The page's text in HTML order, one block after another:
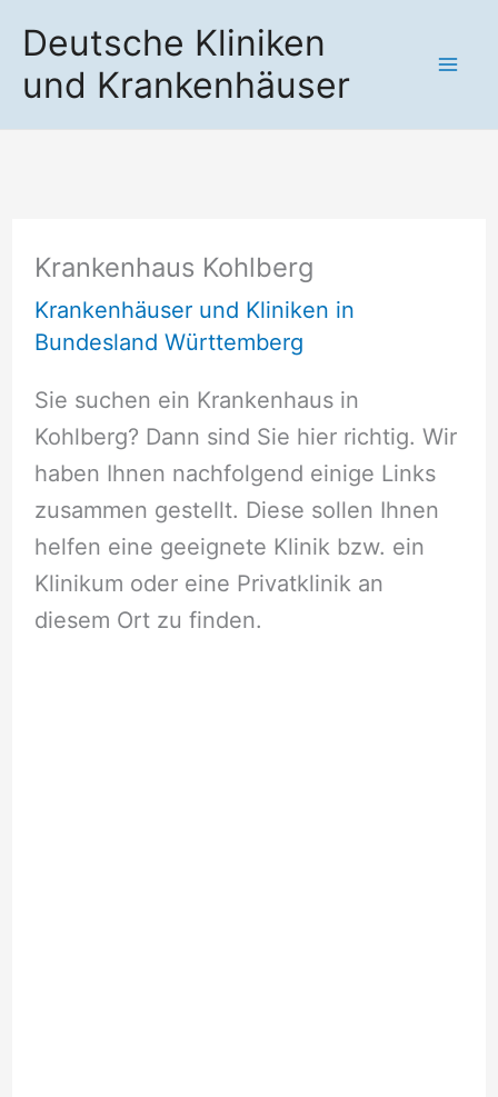
Inhalt
springen
Deutsche Kliniken
und Krankenhäuser
Krankenhaus Kohlberg
Krankenhäuser und Kliniken in
Bundesland Württemberg
Sie suchen ein Krankenhaus in
Kohlberg? Dann sind Sie hier richtig. Wir
haben Ihnen nachfolgend einige Links
zusammen gestellt. Diese sollen Ihnen
helfen eine geeignete Klinik bzw. ein
Klinikum oder eine Privatklinik an
diesem Ort zu finden.